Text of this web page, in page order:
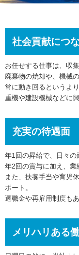
社会貢献につ
お任せする仕事は、収
廃棄物の焼却や、機械
常に動き回るというよ
重機や建設機械などに
充実の待遇面
年1回の昇給で、日々の
年2回の賞与に加え、業
また、扶養手当や育児
ポート。
退職金や再雇用制度も
メリハリある